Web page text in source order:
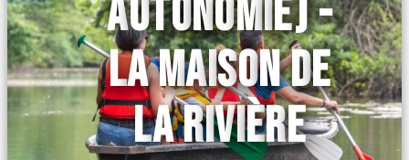
AUTONOMIE) -
LA MAISON DE
LA RIVIÈRE